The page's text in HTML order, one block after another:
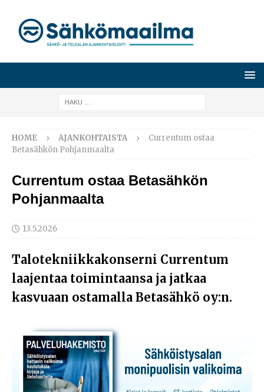
HOME AJANKOHTAISTA
Currentum ostaa
Betasähkön Pohjanmaalta
Currentum ostaa Betasähkön
Pohjanmaalta
13.5.2026
Talotekniikkakonserni Currentum
laajentaa toimintaansa ja jatkaa
kasvuaan ostamalla Betasähkö oy:n.